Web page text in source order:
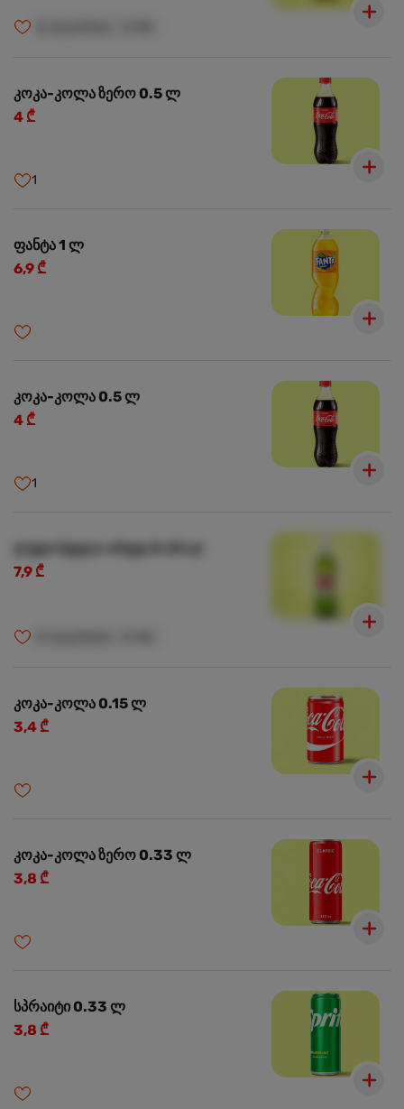
კოკა-კოლა ზერო 0.5 ლ
4 ₾
1
ფანტა 1 ლ
6,9 ₾
კოკა-კოლა 0.5 ლ
4 ₾
1
ლუდი სტელა არტუა 0.33 ლ
7,9 ₾
კოკა-კოლა 0.15 ლ
3,4 ₾
კოკა-კოლა ზერო 0.33 ლ
3,8 ₾
სპრაიტი 0.33 ლ
3,8 ₾